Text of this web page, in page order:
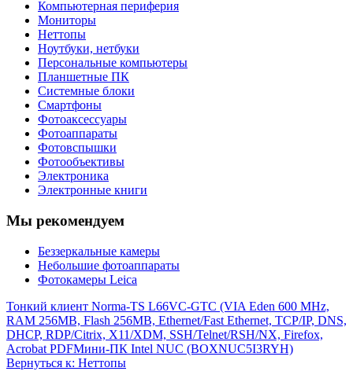
Компьютерная периферия
Мониторы
Неттопы
Ноутбуки, нетбуки
Персональные компьютеры
Планшетные ПК
Системные блоки
Смартфоны
Фотоаксессуары
Фотоаппараты
Фотовспышки
Фотообъективы
Электроника
Электронные книги
Мы рекомендуем
Беззеркальные камеры
Небольшие фотоаппараты
Фотокамеры Leica
Тонкий клиент Norma-TS L66VC-GTC (VIA Eden 600 MHz,
RAM 256MB, Flash 256MB, Ethernet/Fast Ethernet, TCP/IP, DNS,
DHCP, RDP/Citrix, X11/XDM, SSH/Telnet/RSH/NX, Firefox,
Acrobat PDFМини-ПК Intel NUC (BOXNUC5I3RYH)
Вернуться к: Неттопы